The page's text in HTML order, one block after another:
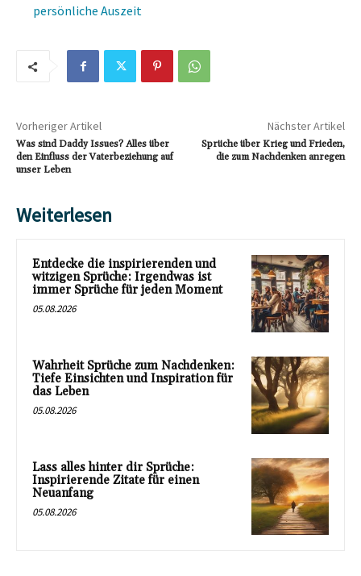
persönliche Auszeit
Vorheriger Artikel
Was sind Daddy Issues? Alles über
den Einfluss der Vaterbeziehung auf
unser Leben
Nächster Artikel
Sprüche über Krieg und Frieden,
die zum Nachdenken anregen
Weiterlesen
Entdecke die inspirierenden und
witzigen Sprüche: Irgendwas ist
immer Sprüche für jeden Moment
05.08.2026
Wahrheit Sprüche zum Nachdenken:
Tiefe Einsichten und Inspiration für
das Leben
05.08.2026
Lass alles hinter dir Sprüche:
Inspirierende Zitate für einen
Neuanfang
05.08.2026